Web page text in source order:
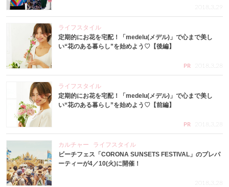
2018.3.29
ライフスタイル
定期的にお花を宅配！「medelu(メデル)」で心まで美し
い“花のある暮らし”を始めよう♡【後編】
PR 2018.3.28
ライフスタイル
定期的にお花を宅配！「medelu(メデル)」で心まで美し
い“花のある暮らし”を始めよう♡【前編】
PR 2018.3.28
カルチャー
ライフスタイル
ビーチフェス「CORONA SUNSETS FESTIVAL」のプレパ
ーティーが4／10(火)に開催！
2018.3.28